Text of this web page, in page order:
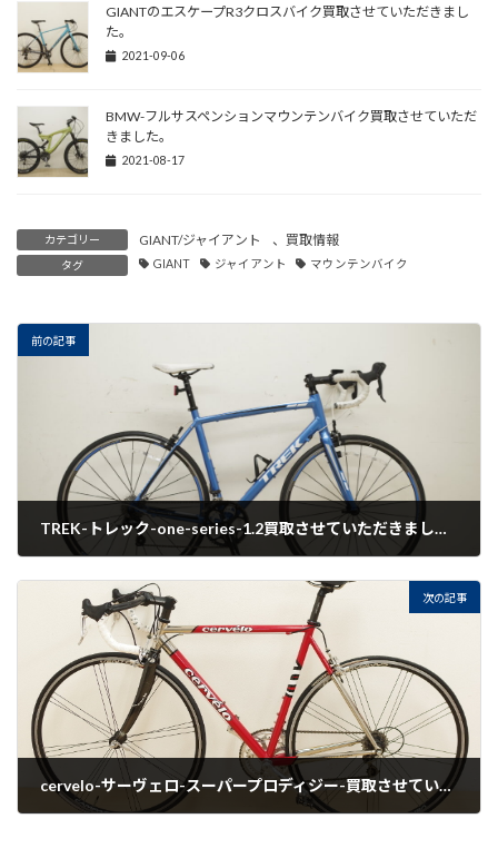
GIANTのエスケープR3クロスバイク買取させていただきまし
た。
2021-09-06
BMW-フルサスペンションマウンテンバイク買取させていただ
きました。
2021-08-17
カテゴリー GIANT/ジャイアント 、 買取情報
タグ GIANT ジャイアント マウンテンバイク
前の記事
TREK-トレック-one-series-1.2買取させていただきました。
次の記事
cervelo-サーヴェロ-スーパープロディジー-買取させていただきました。